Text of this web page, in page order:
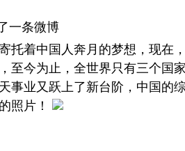
一条微博
托着中国人奔月的梦想，现在
至今为止，全世界只有三个国
事业又跃上了新台阶，中国的
照片！